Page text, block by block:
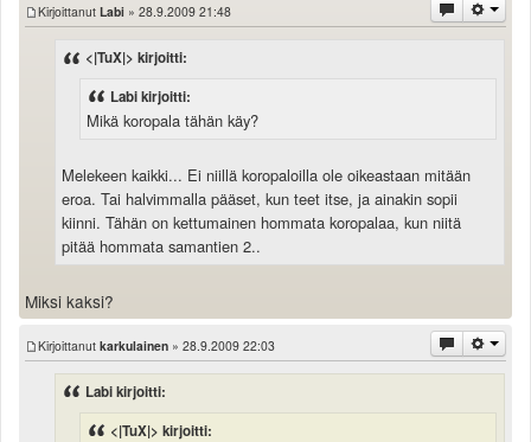
Kirjoittanut Labi » 28.9.2009 21:48
<|TuX|> kirjoitti:
Labi kirjoitti:
Mikä koropala tähän käy?
Melekeen kaikki... Ei niillä koropaloilla ole oikeastaan mitään
eroa. Tai halvimmalla pääset, kun teet itse, ja ainakin sopii
kiinni. Tähän on kettumainen hommata koropalaa, kun niitä
pitää hommata samantien 2..
Miksi kaksi?
Kirjoittanut karkulainen » 28.9.2009 22:03
Labi kirjoitti:
<|TuX|> kirjoitti: